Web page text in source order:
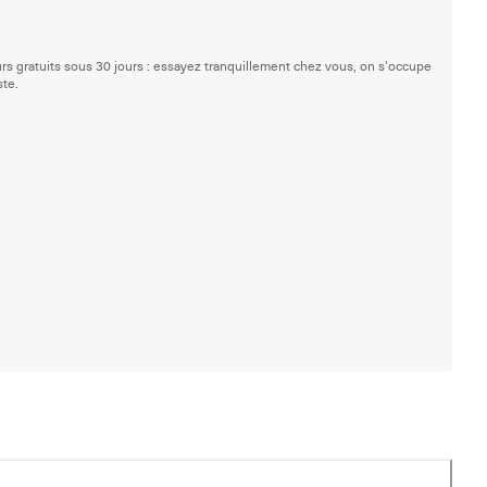
gratuits sous 30 jours : essayez tranquillement chez vous, on s'occupe